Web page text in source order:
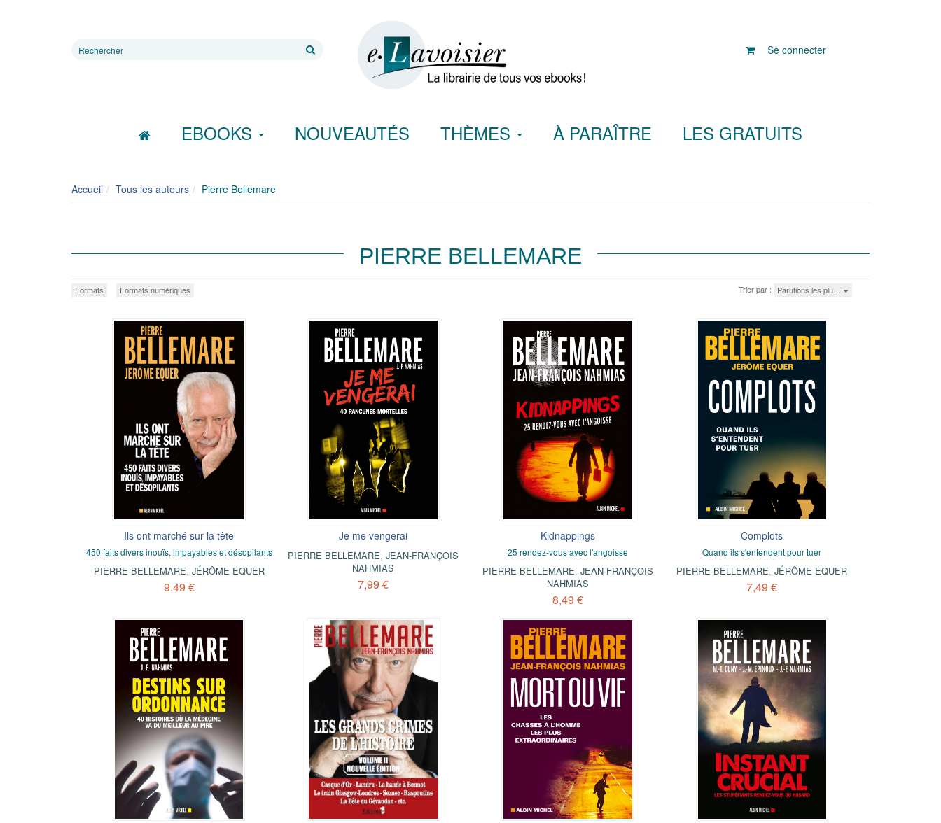
Rechercher
Se connecter
EBOOKS NOUVEAUTÉS THÈMES À PARAÎTRE LES GRATUITS
Accueil Tous les auteurs Pierre Bellemare
PIERRE BELLEMARE
Formats Formats numériques Trier par : Parutions les plu…
Ils ont marché sur la tête
450 faits divers inouïs, impayables et désopilants
PIERRE BELLEMARE, JÉRÔME EQUER
9,49 €
Je me vengerai
PIERRE BELLEMARE,JEAN-FRANÇOIS
NAHMIAS
7,99 €
Kidnappings
25 rendez-vous avec l'angoisse
PIERRE BELLEMARE, JEAN-FRANÇOIS
NAHMIAS
8,49 €
Complots
Quand ils s'entendent pour tuer
PIERRE BELLEMARE,JÉRÔME EQUER
7,49 €